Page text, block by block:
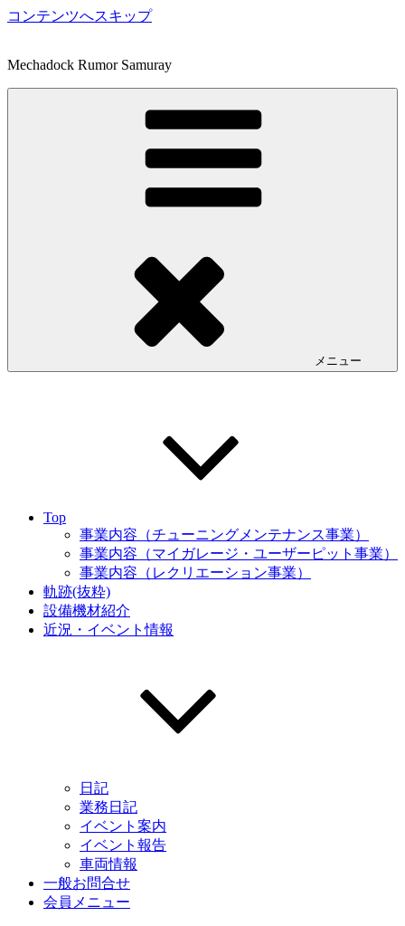
コンテンツへスキップ
Mechadock Rumor Samuray
メニュー
Top
事業内容（チューニングメンテナンス事業）
事業内容（マイガレージ・ユーザーピット事業）
事業内容（レクリエーション事業）
軌跡(抜粋)
設備機材紹介
近況・イベント情報
日記
業務日記
イベント案内
イベント報告
車両情報
一般お問合せ
会員メニュー